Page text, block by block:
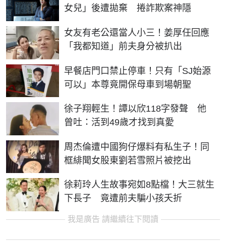
女兒」後遭拋棄 捲詐欺案神隱
女友有老公還當人小三！姜厚任回應
「我都知道」前夫身分被扒出
早餐店門口禁止停車！只有「SJ始源
可以」本尊竟開保母車到場朝聖
徐子翔輕生！譚以欣118字發聲 他
曾吐：活到49歲才找到真愛
周杰倫遭中國狗仔爆料有私生子！同
框緋聞女股東劉若雪照片被挖出
徐莉玲人生故事宛如8點檔！大三就生
下長子 竟遭前夫騙小孩夭折
我是廣告 請繼續往下閱讀